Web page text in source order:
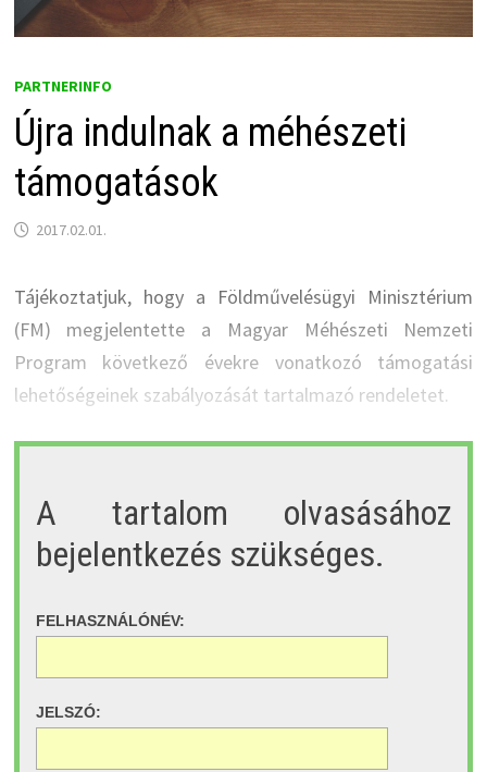
PARTNERINFO
Újra indulnak a méhészeti
támogatások
2017.02.01.
Tájékoztatjuk, hogy a Földművelésügyi Minisztérium
(FM) megjelentette a Magyar Méhészeti Nemzeti
Program következő évekre vonatkozó támogatási
lehetőségeinek szabályozását tartalmazó rendeletet.
A tartalom olvasásához
bejelentkezés szükséges.
FELHASZNÁLÓNÉV:
JELSZÓ: